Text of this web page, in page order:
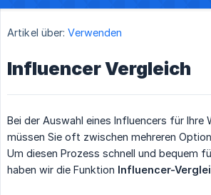
Artikel über: Verwenden
Influencer Vergleich
Bei der Auswahl eines Influencers für Ihre
müssen Sie oft zwischen mehreren
Um diesen Prozess schnell und bequem
haben wir die Funktion Influencer-